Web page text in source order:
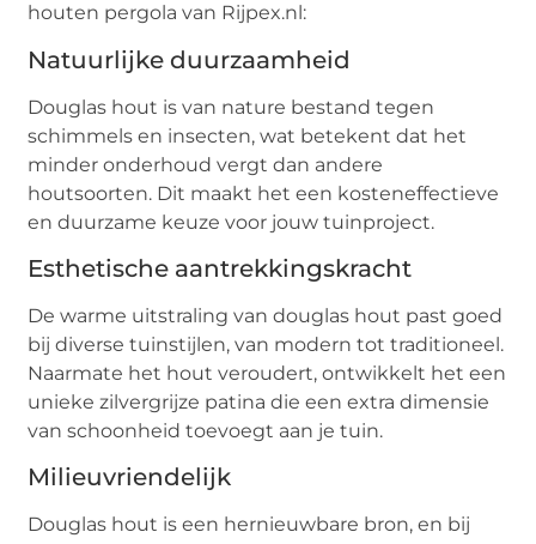
houten pergola van Rijpex.nl:
Natuurlijke duurzaamheid
Douglas hout is van nature bestand tegen
schimmels en insecten, wat betekent dat het
minder onderhoud vergt dan andere
houtsoorten. Dit maakt het een kosteneffectieve
en duurzame keuze voor jouw tuinproject.
Esthetische aantrekkingskracht
De warme uitstraling van douglas hout past goed
bij diverse tuinstijlen, van modern tot traditioneel.
Naarmate het hout veroudert, ontwikkelt het een
unieke zilvergrijze patina die een extra dimensie
van schoonheid toevoegt aan je tuin.
Milieuvriendelijk
Douglas hout is een hernieuwbare bron, en bij